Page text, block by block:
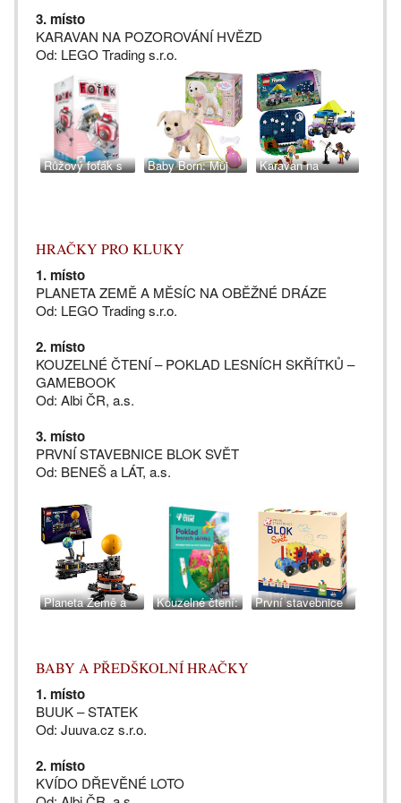
3. místo
KARAVAN NA POZOROVÁNÍ HVĚZD
Od: LEGO Trading s.r.o.
Růžový foťák s
Baby Born: Můj
Karavan na
HRAČKY PRO KLUKY
1. místo
PLANETA ZEMĚ A MĚSÍC NA OBĚŽNÉ DRÁZE
Od: LEGO Trading s.r.o.
2. místo
KOUZELNÉ ČTENÍ – POKLAD LESNÍCH SKŘÍTKŮ –
GAMEBOOK
Od: Albi ČR, a.s.
3. místo
PRVNÍ STAVEBNICE BLOK SVĚT
Od: BENEŠ a LÁT, a.s.
Planeta Země a
Kouzelné čtení:
První stavebnice
BABY A PŘEDŠKOLNÍ HRAČKY
1. místo
BUUK – STATEK
Od: Juuva.cz s.r.o.
2. místo
KVÍDO DŘEVĚNÉ LOTO